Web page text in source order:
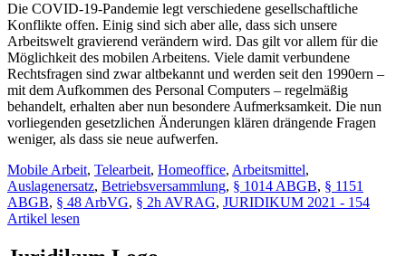
Die COVID-19-Pandemie legt verschiedene gesellschaftliche
Konflikte offen. Einig sind sich aber alle, dass sich unsere
Arbeitswelt gravierend verändern wird. Das gilt vor allem für die
Möglichkeit des mobilen Arbeitens. Viele damit verbundene
Rechtsfragen sind zwar altbekannt und werden seit den 1990ern –
mit dem Aufkommen des Personal Computers – regelmäßig
behandelt, erhalten aber nun besondere Aufmerksamkeit. Die nun
vorliegenden gesetzlichen Änderungen klären drängende Fragen
weniger, als dass sie neue aufwerfen.
Mobile Arbeit, Telearbeit, Homeoffice, Arbeitsmittel,
Auslagenersatz, Betriebsversammlung, § 1014 ABGB, § 1151
ABGB, § 48 ArbVG, § 2h AVRAG, JURIDIKUM 2021 - 154
Artikel lesen